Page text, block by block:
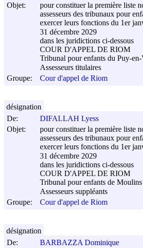
Objet:
pour constituer la première liste
assesseurs des tribunaux pour
exercer leurs fonctions du 1er
31 décembre 2029
dans les juridictions ci-dessous
COUR D'APPEL DE RIOM
Tribunal pour enfants du Puy-
Assesseurs titulaires
Groupe:
Cour d'appel de Riom
De:
DIFALLAH Lyess
Objet:
pour constituer la première liste
assesseurs des tribunaux pour
exercer leurs fonctions du 1er
31 décembre 2029
dans les juridictions ci-dessous
COUR D'APPEL DE RIOM
Tribunal pour enfants de Moulins
Assesseurs suppléants
Groupe:
Cour d'appel de Riom
désignation
De:
BARBAZZA Dominique
désignation